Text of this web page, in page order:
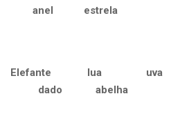
anel estrela
Elefante lua
dado abelha